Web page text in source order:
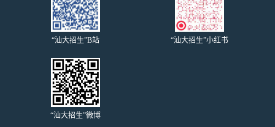
“汕大招生”B站 “汕大招生”小红书
“汕大招生”微博